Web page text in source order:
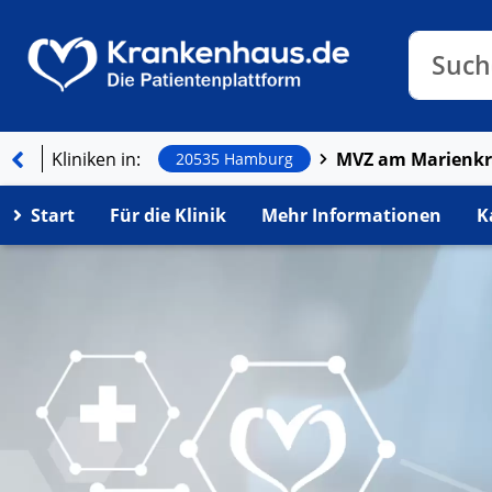
Kliniken in: 20535 Hamburg
Start Für die Klinik Mehr Informationen